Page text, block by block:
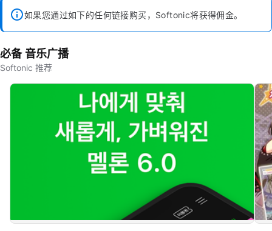
如果您通过如下的任何链接购买，Softonic将获得佣金。
必备 音乐广播
Softonic 推荐